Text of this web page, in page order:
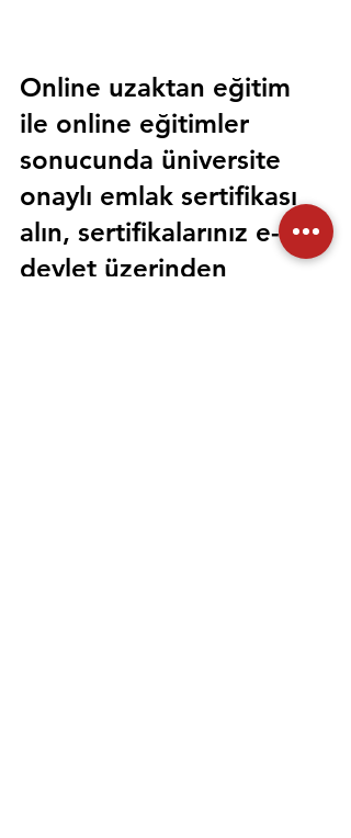
Online uzaktan eğitim
ile online eğitimler
sonucunda üniversite
onaylı emlak sertifikası
alın, sertifikalarınız e-
devlet üzerinden